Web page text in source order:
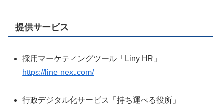
提供サービス
採用マーケティングツール「Liny HR」
https://line-next.com/
行政デジタル化サービス「持ち運べる役所」